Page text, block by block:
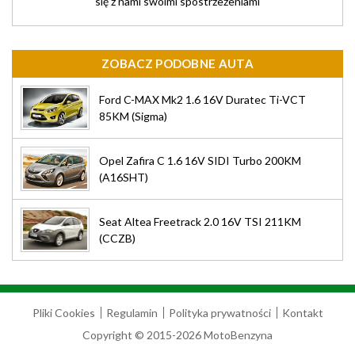
ZOBACZ PODOBNE AUTA
Ford C-MAX Mk2 1.6 16V Duratec Ti-VCT
85KM (Sigma)
Opel Zafira C 1.6 16V SIDI Turbo 200KM
(A16SHT)
Seat Altea Freetrack 2.0 16V TSI 211KM
(CCZB)
Pliki Cookies Regulamin Polityka prywatności
Kontakt
Copyright © 2015-2026 MotoBenzyna